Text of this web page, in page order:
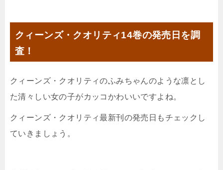
クィーンズ・クオリティ14巻の発売日を調
査！
クィーンズ・クオリティのふみちゃんのような凛とし
た清々しい女の子がカッコかわいいですよね。
クィーンズ・クオリティ最新刊の発売日もチェックし
ていきましょう。